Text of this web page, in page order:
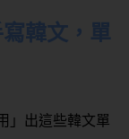
韓文，單
」出這些韓文單